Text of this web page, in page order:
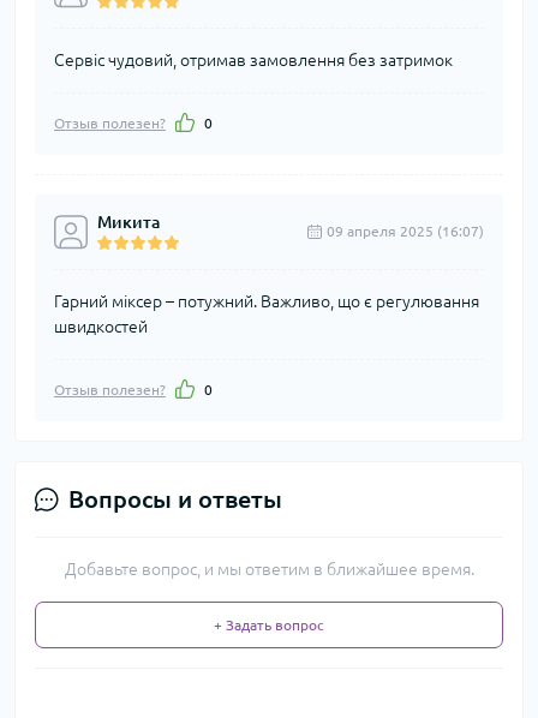
Сервіс чудовий, отримав замовлення без затримок
Отзыв полезен? 0
Микита 09 апреля 2025 (16:07)
Гарний міксер – потужний. Важливо, що є регулювання
швидкостей
Отзыв полезен? 0
Вопросы и ответы
Добавьте вопрос, и мы ответим в ближайшее время.
+ Задать вопрос